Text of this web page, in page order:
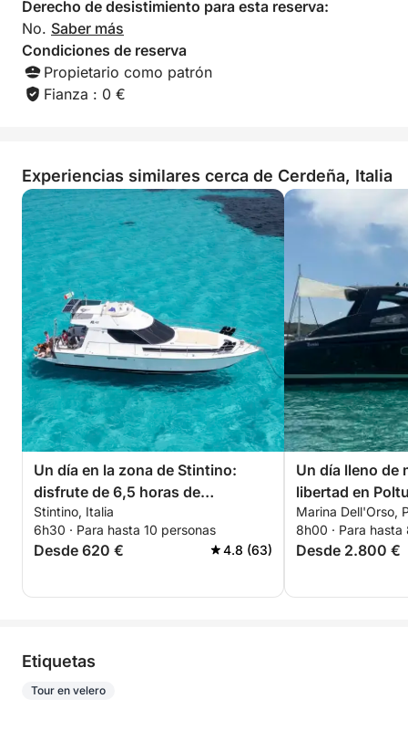
Derecho de desistimiento para esta reserva:
No. Saber más
Condiciones de reserva
Propietario como patrón
Fianza : 0 €
Experiencias similares cerca de Cerdeña, Italia
Un día en la zona de Stintino:
disfrute de 6,5 horas de
exploración a bordo de una
lancha motora de 14 metros.
Stintino, Italia
6h30 · Para hasta 10 personas
Desde 620 € 4.8 (63)
Un día lleno de
libertad en
Marina Dell'Orso,
8h00 · Para hasta
Desde 2.800 €
Etiquetas
Tour en velero